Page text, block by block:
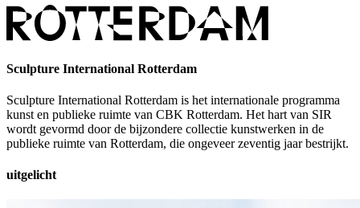
Sculpture International Rotterdam
Sculpture International Rotterdam is het internationale programma
kunst en publieke ruimte van CBK Rotterdam. Het hart van SIR
wordt gevormd door de bijzondere collectie kunstwerken in de
publieke ruimte van Rotterdam, die ongeveer zeventig jaar bestrijkt.
uitgelicht